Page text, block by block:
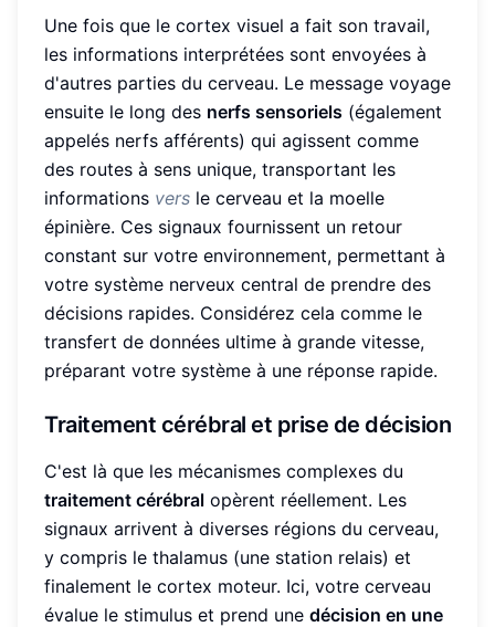
Une fois que le cortex visuel a fait son travail,
les informations interprétées sont envoyées à
d'autres parties du cerveau. Le message voyage
ensuite le long des nerfs sensoriels (également
appelés nerfs afférents) qui agissent comme
des routes à sens unique, transportant les
informations vers le cerveau et la moelle
épinière. Ces signaux fournissent un retour
constant sur votre environnement, permettant à
votre système nerveux central de prendre des
décisions rapides. Considérez cela comme le
transfert de données ultime à grande vitesse,
préparant votre système à une réponse rapide.
Traitement cérébral et prise de décision
C'est là que les mécanismes complexes du
traitement cérébral opèrent réellement. Les
signaux arrivent à diverses régions du cerveau,
y compris le thalamus (une station relais) et
finalement le cortex moteur. Ici, votre cerveau
évalue le stimulus et prend une décision en une